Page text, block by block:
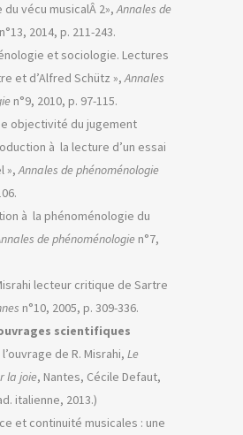
du vécu musicalÂ 2»,Annales de
n°13, 2014, p. 211-243.
et sociologie. Lectures
et d’Alfred Schütz »,Annales
n°9, 2010, p. 97-115.
objectivité du jugement
à la lecture d’un essai
»,Annales de phénoménologie
à la phénoménologie du
de phénoménologie n°7,
lecteur critique de Sartre
n°10, 2005, p. 309-336.
scientifiques
de R. Misrahi, Le
la joie, Nantes, Cécile Defaut,
italienne, 2013.)
et continuité musicales : une